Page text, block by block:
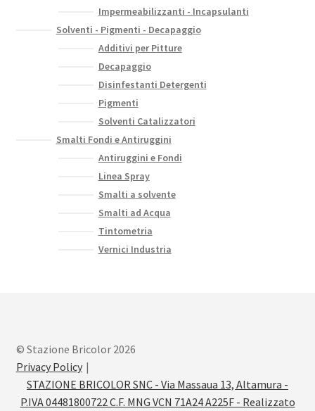
Impermeabilizzanti - Incapsulanti
Solventi - Pigmenti - Decapaggio
Additivi per Pitture
Decapaggio
Disinfestanti Detergenti
Pigmenti
Solventi Catalizzatori
Smalti Fondi e Antiruggini
Antiruggini e Fondi
Linea Spray
Smalti a solvente
Smalti ad Acqua
Tintometria
Vernici Industria
© Stazione Bricolor 2026
Privacy Policy
STAZIONE BRICOLOR SNC - Via Massaua 13, Altamura -
P.IVA 04481800722 C.F. MNG VCN 71A24 A225F - Realizzato